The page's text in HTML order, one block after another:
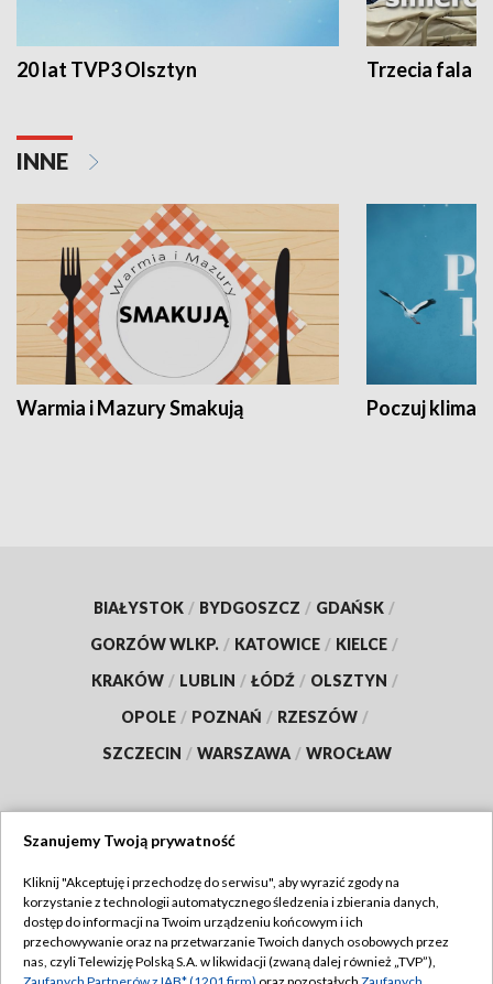
20 lat TVP3 Olsztyn Trzecia fala -
INNE
Warmia i Mazury Smakują Poczuj klimat
BIAŁYSTOK / BYDGOSZCZ / GDAŃSK /
GORZÓW WLKP. / KATOWICE / KIELCE /
KRAKÓW / LUBLIN / ŁÓDŹ / OLSZTYN /
OPOLE / POZNAŃ / RZESZÓW /
SZCZECIN / WARSZAWA / WROCŁAW
TVP
Abonament TVP
Emisja w TVP
Regulamin TVP
Szanujemy Twoją prywatność
Kliknij "Akceptuję i przechodzę do serwisu", aby wyrazić zgody na
korzystanie z technologii automatycznego śledzenia i zbierania danych,
dostęp do informacji na Twoim urządzeniu końcowym i ich
przechowywanie oraz na przetwarzanie Twoich danych osobowych przez
nas, czyli Telewizję Polską S.A. w likwidacji (zwaną dalej również „TVP”),